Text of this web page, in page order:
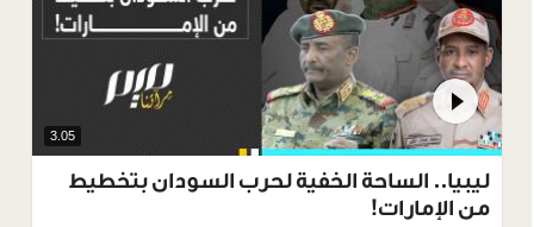
3.05
ليبيا.. الساحة الخفية لحرب السودان بتخطيط
من الإمارات!